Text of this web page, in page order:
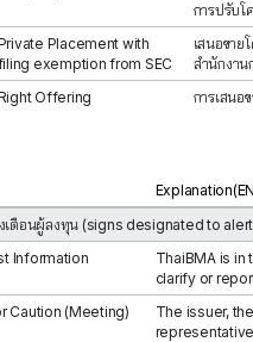
การปรับโ
Placement with
exemption from SEC
เสนอขาย
สำนักงาน
Offering การเสนอ
งเตือนผู้ลงทุน (signs designated to
Information
ThaiBMA is
clarify or
Caution (Meeting)
The issuer,